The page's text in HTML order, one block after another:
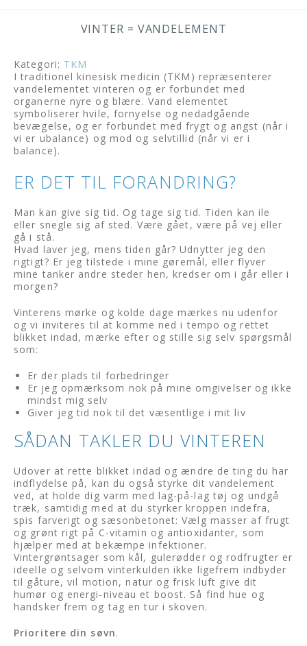
VINTER = VANDELEMENT
Kategori: TKM
I traditionel kinesisk medicin (TKM) repræsenterer
vandelementet vinteren og er forbundet med
organerne nyre og blære. Vand elementet
symboliserer hvile, fornyelse og nedadgående
bevægelse, og er forbundet med frygt og angst (når i
vi er ubalance) og mod og selvtillid (når vi er i
balance).
ER DET TIL FORANDRING?
Man kan give sig tid. Og tage sig tid. Tiden kan ile
eller snegle sig af sted. Være gået, være på vej eller
gå i stå.
Hvad laver jeg, mens tiden går? Udnytter jeg den
rigtigt? Er jeg tilstede i mine gøremål, eller flyver
mine tanker andre steder hen, kredser om i går eller i
morgen?
Vinterens mørke og kolde dage mærkes nu udenfor
og vi inviteres til at komme ned i tempo og rettet
blikket indad, mærke efter og stille sig selv spørgsmål
som:
Er der plads til forbedringer
Er jeg opmærksom nok på mine omgivelser og ikke
mindst mig selv
Giver jeg tid nok til det væsentlige i mit liv
SÅDAN TAKLER DU VINTEREN
Udover at rette blikket indad og ændre de ting du har
indflydelse på, kan du også styrke dit vandelement
ved, at holde dig varm med lag-på-lag tøj og undgå
træk, samtidig med at du styrker kroppen indefra,
spis farverigt og sæsonbetonet: Vælg masser af frugt
og grønt rigt på C-vitamin og antioxidanter, som
hjælper med at bekæmpe infektioner.
Vintergrøntsager som kål, gulerødder og rodfrugter er
ideelle og selvom vinterkulden ikke ligefrem indbyder
til gåture, vil motion, natur og frisk luft give dit
humør og energi-niveau et boost. Så find hue og
handsker frem og tag en tur i skoven.
Prioritere din søvn.